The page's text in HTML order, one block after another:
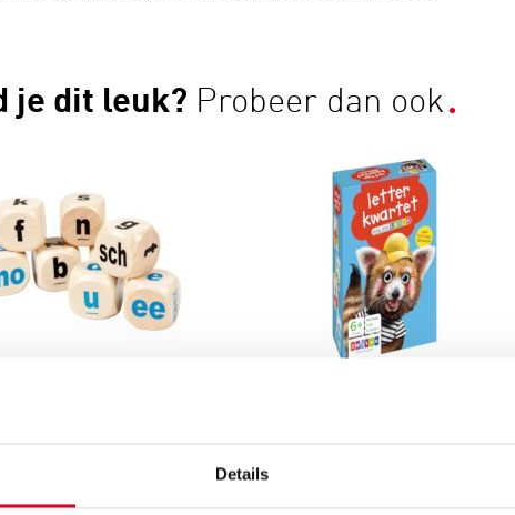
Details
je dit leuk? Probeer dan ook
Bekijk
lezen